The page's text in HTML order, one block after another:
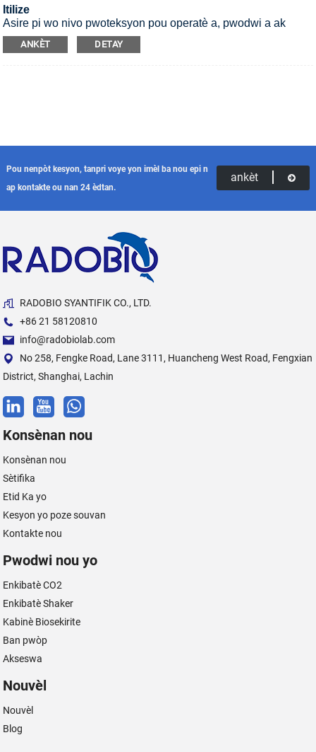
Itilize
Asire pi wo nivo pwoteksyon pou operatè a, pwodwi a ak
anviwònman an, li se yon Kabinèt Sekirite Byolojik Klas II, Tip
ANKÈT DETAY
Pou nenpòt kesyon, tanpri voye yon imèl ba nou epi n
ap kontakte ou nan 24 èdtan.
ankèt
RADOBIO SYANTIFIK CO., LTD.
+86 21 58120810
info@radobiolab.com
No 258, Fengke Road, Lane 3111, Huancheng West Road, Fengxian
District, Shanghai, Lachin
Konsènan nou
Konsènan nou
Sètifika
Etid Ka yo
Kesyon yo poze souvan
Kontakte nou
Pwodwi nou yo
Enkibatè CO2
Enkibatè Shaker
Kabinè Biosekirite
Ban pwòp
Akseswa
Nouvèl
Nouvèl
Blog